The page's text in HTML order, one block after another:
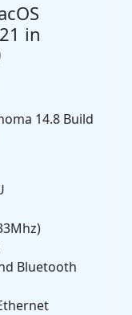
in
14.8 Build
Bluetooth